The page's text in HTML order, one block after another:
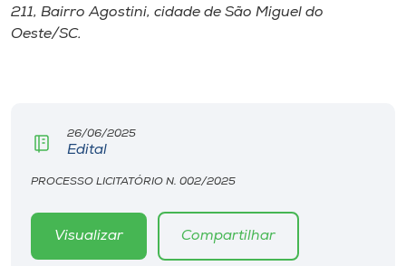
A+
211, Bairro Agostini, cidade de São Miguel do
Oeste/SC.
26/06/2025
Edital
PROCESSO LICITATÓRIO N. 002/2025
Visualizar Compartilhar